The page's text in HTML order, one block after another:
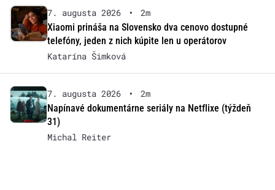
7. augusta 2026 •
2m
Xiaomi prináša na Slovensko dva cenovo dostupné
telefóny, jeden z nich kúpite len u operátorov
Katarína Šimková
7. augusta 2026 •
2m
Napínavé dokumentárne seriály na Netflixe (týždeň
31)
Michal Reiter